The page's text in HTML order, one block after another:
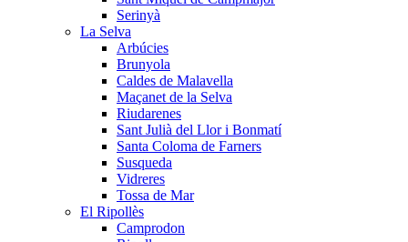
Serinyà
La Selva
Arbúcies
Brunyola
Caldes de Malavella
Maçanet de la Selva
Riudarenes
Sant Julià del Llor i Bonmatí
Santa Coloma de Farners
Susqueda
Vidreres
Tossa de Mar
El Ripollès
Camprodon